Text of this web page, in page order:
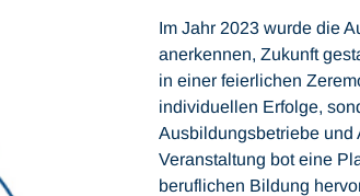
Im Jahr 2023 wurde die
anerkennen, Zukunft
in einer feierlichen
individuellen Erfolge,
Ausbildungsbetriebe und
Veranstaltung bot eine
beruflichen Bildung